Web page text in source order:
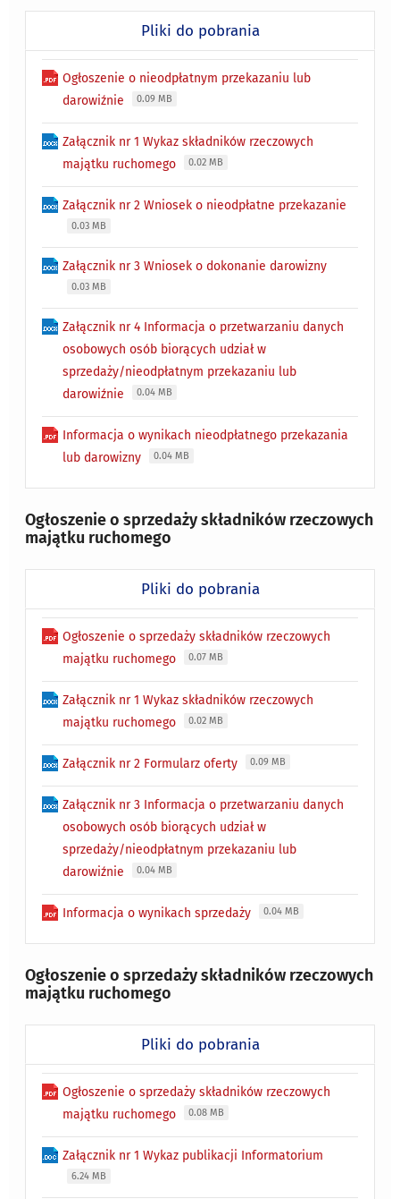
Pliki do pobrania
Ogłoszenie o nieodpłatnym przekazaniu lub
darowiźnie
0.09 MB
Załącznik nr 1 Wykaz składników rzeczowych
majątku ruchomego
0.02 MB
Załącznik nr 2 Wniosek o nieodpłatne przekazanie
0.03 MB
Załącznik nr 3 Wniosek o dokonanie darowizny
0.03 MB
Załącznik nr 4 Informacja o przetwarzaniu danych
osobowych osób biorących udział w
sprzedaży/nieodpłatnym przekazaniu lub
darowiźnie
0.04 MB
Informacja o wynikach nieodpłatnego przekazania
lub darowizny
0.04 MB
Ogłoszenie o sprzedaży składników rzeczowych
majątku ruchomego
Pliki do pobrania
Ogłoszenie o sprzedaży składników rzeczowych
majątku ruchomego
0.07 MB
Załącznik nr 1 Wykaz składników rzeczowych
majątku ruchomego
0.02 MB
Załącznik nr 2 Formularz oferty 0.09 MB
Załącznik nr 3 Informacja o przetwarzaniu danych
osobowych osób biorących udział w
sprzedaży/nieodpłatnym przekazaniu lub
darowiźnie
0.04 MB
Informacja o wynikach sprzedaży 0.04 MB
Ogłoszenie o sprzedaży składników rzeczowych
majątku ruchomego
Pliki do pobrania
Ogłoszenie o sprzedaży składników rzeczowych
majątku ruchomego
0.08 MB
Załącznik nr 1 Wykaz publikacji Informatorium
6.24 MB